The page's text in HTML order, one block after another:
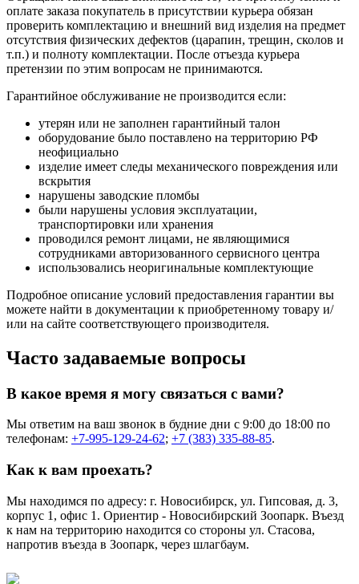
оплате заказа покупатель в присутствии курьера обязан
проверить комплектацию и внешний вид изделия на предмет
отсутствия физических дефектов (царапин, трещин, сколов и
т.п.) и полноту комплектации. После отъезда курьера
претензии по этим вопросам не принимаются.
Гарантийное обслуживание не производится если:
утерян или не заполнен гарантийный талон
оборудование было поставлено на территорию РФ
неофициально
изделие имеет следы механического повреждения или
вскрытия
нарушены заводские пломбы
были нарушены условия эксплуатации,
транспортировки или хранения
проводился ремонт лицами, не являющимися
сотрудниками авторизованного сервисного центра
использовались неоригинальные комплектующие
Подробное описание условий предоставления гарантии вы
можете найти в документации к приобретенному товару и/
или на сайте соответствующего производителя.
Часто задаваемые вопросы
В какое время я могу связаться с вами?
Мы ответим на ваш звонок в будние дни с 9:00 до 18:00 по
телефонам: +7-995-129-24-62; +7 (383) 335-88-85.
Как к вам проехать?
Мы находимся по адресу: г. Новосибирск, ул. Гипсовая, д. 3,
корпус 1, офис 1. Ориентир - Новосибирский Зоопарк. Въезд
к нам на территорию находится со стороны ул. Стасова,
напротив въезда в Зоопарк, через шлагбаум.